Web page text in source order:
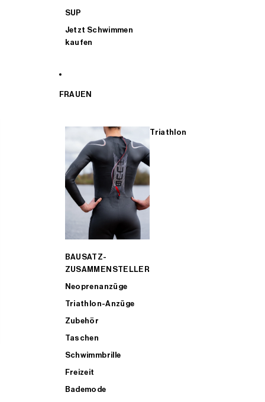
SUP
Jetzt Schwimmen
kaufen
FRAUEN
Triathlon
BAUSATZ-
ZUSAMMENSTELLER
Neoprenanzüge
Triathlon-Anzüge
Zubehör
Taschen
Schwimmbrille
Freizeit
Bademode